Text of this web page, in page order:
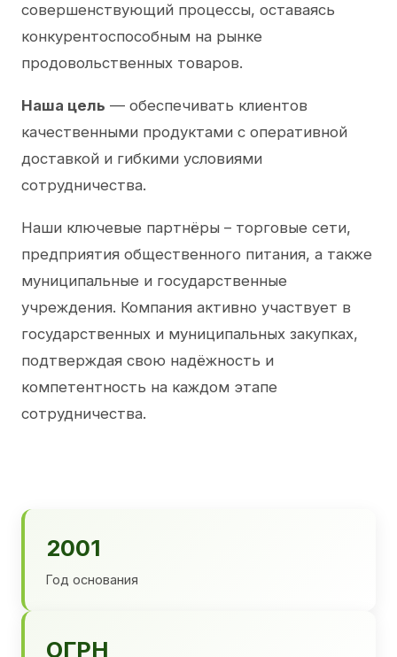
совершенствующий процессы, оставаясь
конкурентоспособным на рынке
продовольственных товаров.
Наша цель — обеспечивать клиентов
качественными продуктами с оперативной
доставкой и гибкими условиями
сотрудничества.
Наши ключевые партнёры – торговые сети,
предприятия общественного питания, а также
муниципальные и государственные
учреждения. Компания активно участвует в
государственных и муниципальных закупках,
подтверждая свою надёжность и
компетентность на каждом этапе
сотрудничества.
2001
Год основания
ОГРН